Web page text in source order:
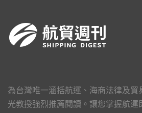
為台灣唯一涵括航運、海商法律及貿
光教授強烈推薦閱讀。讓您掌握航運